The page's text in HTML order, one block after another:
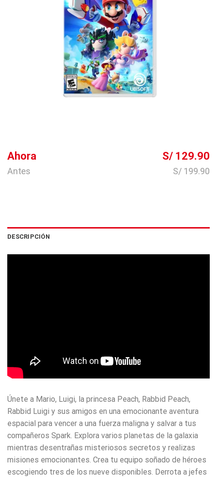
Ahora S/ 129.90
Antes S/ 199.90
DESCRIPCIÓN
Únete a Mario, Luigi, la princesa Peach, Rabbid Peach,
Rabbid Luigi y sus amigos en una emocionante aventura
espacial para vencer a una fuerza maligna y salvar a tus
compañeros Spark. Explora varios planetas de la galaxia
mientras desentrañas misteriosos secretos y realizas
misiones emocionantes. Crea tu equipo soñado de héroes
escogiendo tres de los nueve disponibles. Derrota a jefes